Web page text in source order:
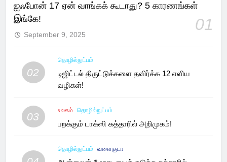
ஐஃபோன் 17 ஏன் வாங்கக் கூடாது? 5 காரணங்கள்
இங்கே!
01
September 9, 2025
02
தொழில்நுட்பம்
டிஜிட்டல் திருட்டுக்களை தவிர்க்க 12 எளிய
வழிகள்!
03
உலகம் தொழில்நுட்பம்
பறக்கும் டாக்ஸி கத்தாரில் அறிமுகம்!
தொழில்நுட்பம் வளைகுடா